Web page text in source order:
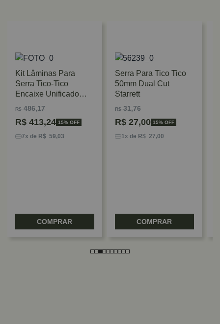
Kit Lâminas Para
Serra Tico-Tico
Encaixe Unificado
Starrett
R$486,17
R$ 413,24 15% OFF
7x de R$ 59,03
COMPRAR
Serra Para Tico Tico
50mm Dual Cut
Starrett
R$31,76
R$ 27,00 15% OFF
1x de R$ 27,00
COMPRAR